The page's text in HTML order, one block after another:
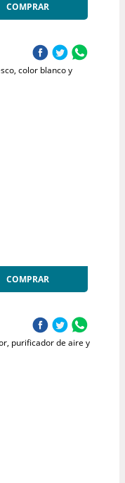
COMPRAR
color blanco y
COMPRAR
purificador de aire y